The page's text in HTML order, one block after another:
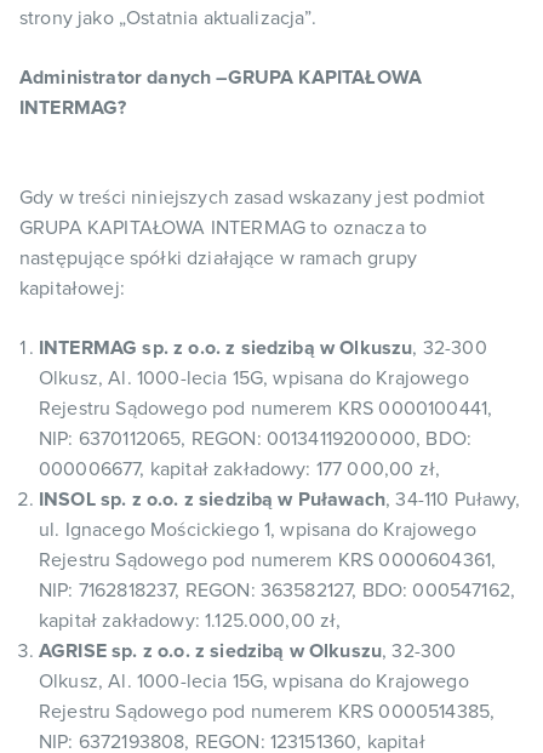
strony jako „Ostatnia aktualizacja”.
Administrator danych –GRUPA KAPITAŁOWA
INTERMAG?
Gdy w treści niniejszych zasad wskazany jest podmiot
GRUPA KAPITAŁOWA INTERMAG to oznacza to
następujące spółki działające w ramach grupy
kapitałowej:
INTERMAG sp. z o.o. z siedzibą w Olkuszu, 32-300
Olkusz, Al. 1000-lecia 15G, wpisana do Krajowego
Rejestru Sądowego pod numerem KRS 0000100441,
NIP: 6370112065, REGON: 00134119200000, BDO:
000006677, kapitał zakładowy: 177 000,00 zł,
INSOL sp. z o.o. z siedzibą w Puławach, 34-110 Puławy,
ul. Ignacego Mościckiego 1, wpisana do Krajowego
Rejestru Sądowego pod numerem KRS 0000604361,
NIP: 7162818237, REGON: 363582127, BDO: 000547162,
kapitał zakładowy: 1.125.000,00 zł,
AGRISE sp. z o.o. z siedzibą w Olkuszu, 32-300
Olkusz, Al. 1000-lecia 15G, wpisana do Krajowego
Rejestru Sądowego pod numerem KRS 0000514385,
NIP: 6372193808, REGON: 123151360, kapitał